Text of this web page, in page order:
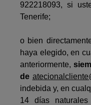
922218093, si
Tenerife;
o bien
haya elegido, en
anteriormente,
de
indebida y, en
14 días